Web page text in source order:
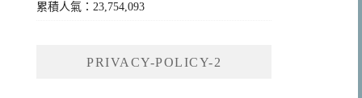
累積人氣：23,754,093
PRIVACY-POLICY-2